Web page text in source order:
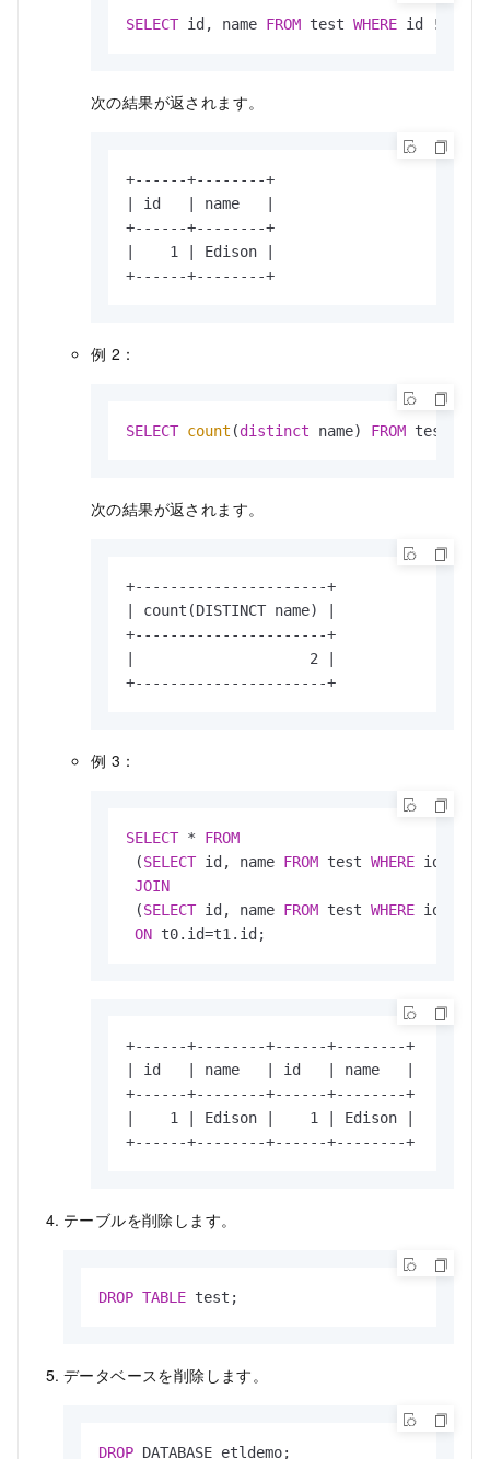
SELECT id, name FROM test WHERE id !=
次の結果が返されます。
+------+--------+
| id   | name   |
+------+--------+
|    1 | Edison |
+------+--------+
例 2：
SELECT count (distinct name) FROM test;
次の結果が返されます。
+----------------------+
| count(DISTINCT name) |
+----------------------+
|                    2 |
+----------------------+
例 3：
SELECT *
FROM
(SELECT id, name FROM test WHERE id
JOIN
(SELECT id, name FROM test WHERE id
ON t0.id=t1.id;
+------+--------+------+--------+
| id   | name   | id   | name   |
+------+--------+------+--------+
|    1 | Edison |    1 | Edison |
+------+--------+------+--------+
テーブルを削除します。
DROP TABLE test;
データベースを削除します。
DROP DATABASE etldemo;